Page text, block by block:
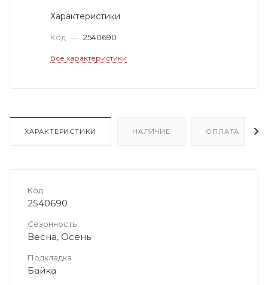
Характеристики
Код — 2540690
Все характеристики
ХАРАКТЕРИСТИКИ НАЛИЧИЕ ОПЛАТА
Код
2540690
Сезонность
Весна, Осень
Подкладка
Байка